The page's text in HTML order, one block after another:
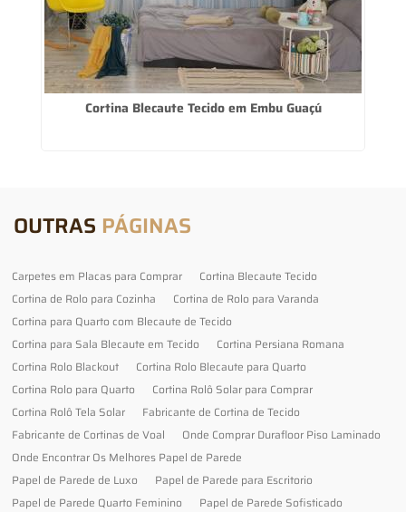
Cortina Blecaute Tecido em Embu Guaçú
OUTRAS PÁGINAS
Carpetes em Placas para Comprar
Cortina Blecaute Tecido
Cortina de Rolo para Cozinha
Cortina de Rolo para Varanda
Cortina para Quarto com Blecaute de Tecido
Cortina para Sala Blecaute em Tecido
Cortina Persiana Romana
Cortina Rolo Blackout
Cortina Rolo Blecaute para Quarto
Cortina Rolo para Quarto
Cortina Rolô Solar para Comprar
Cortina Rolô Tela Solar
Fabricante de Cortina de Tecido
Fabricante de Cortinas de Voal
Onde Comprar Durafloor Piso Laminado
Onde Encontrar Os Melhores Papel de Parede
Papel de Parede de Luxo
Papel de Parede para Escritorio
Papel de Parede Quarto Feminino
Papel de Parede Sofisticado